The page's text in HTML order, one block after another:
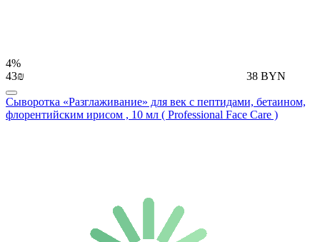
4%
43₪
38 BYN
Сыворотка «Разглаживание» для век с пептидами, бетаином,
флорентийским ирисом , 10 мл ( Professional Face Care )